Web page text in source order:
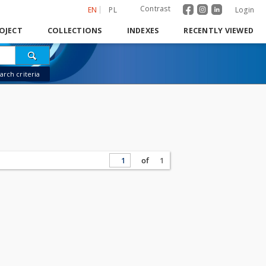
EN PL Contrast Login
COLLECTIONS INDEXES RECENTLY VIEWED
criteria
of 1